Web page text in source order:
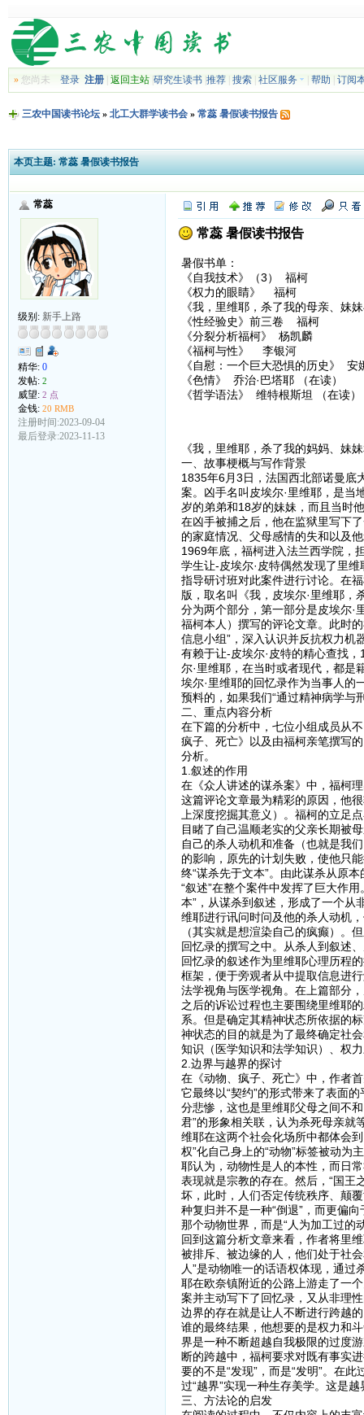
»您尚未 登录 注册| 返回主站| 研究生读书| 推荐| 搜索| 社区服务 帮助 订阅
三农中国读书论坛» 北工大群学读书会» 常蕊 暑假读书报告
本页主题: 常蕊 暑假读书报告
常蕊
级别: 新手上路
精华: 0
发帖: 2
威望: 2 点
金钱: 20 RMB
注册时间:2023-09-04
最后登录:2023-11-13
常蕊 暑假读书报告
暑假书单：
《自我技术》（3） 福柯
《权力的眼睛》 福柯
《我，里维耶，杀了我的母亲、妹
《性经验史》前三卷 福柯
《分裂分析福柯》 杨凯麟
《福柯与性》 李银河
《自慰：一个巨大恐惧的历史》 安
《色情》 乔治·巴塔耶 （在读）
《哲学语法》 维特根斯坦 （在读）
《我，里维耶，杀了我的妈妈、妹
一、故事梗概与写作背景
1835年6月3日，法国西北部诺曼底
案。凶手名叫皮埃尔·里维耶，是当
岁的弟弟和18岁的妹妹，而且当时
在凶手被捕之后，他在监狱里写下
的家庭情况、父母感情的失和以及
1969年底，福柯进入法兰西学院，
学生让-皮埃尔·皮特偶然发现了里
指导研讨班对此案件进行讨论。在
版，取名叫《我，皮埃尔·里维耶
分为两个部分，第一部分是皮埃尔·
福柯本人）撰写的评论文章。此时
信息小组”，深入认识并反抗权力机
有赖于让-皮埃尔·皮特的精心查找
尔·里维耶，在当时或者现代，都是
埃尔·里维耶的回忆录作为当事人的
预料的，如果我们“通过精神病学与
二、重点内容分析
在下篇的分析中，七位小组成员从
疯子、死亡》以及由福柯亲笔撰写
分析。
1.叙述的作用
在《众人讲述的谋杀案》中，福柯
这篇评论文章最为精彩的原因，他
上深度挖掘其意义）。福柯的立足
目睹了自己温顺老实的父亲长期被
自己的杀人动机和准备（也就是我
的影响，原先的计划失败，使他只
终“谋杀先于文本”。由此谋杀从原
“叙述”在整个案件中发挥了巨大作
本”，从谋杀到叙述，形成了一个从
维耶进行讯问时问及他的杀人动机
（其实就是想渲染自己的疯癫）。
回忆录的撰写之中。从杀人到叙述
回忆录的叙述作为里维耶心理历程
框架，便于旁观者从中提取信息进
法学视角与医学视角。在上篇部分
之后的诉讼过程也主要围绕里维耶
系。但是确定其精神状态所依据的
神状态的目的就是为了最终确定社
知识（医学知识和法学知识）、权
2.边界与越界的探讨
在《动物、疯子、死亡》中，作者
它最终以“契约”的形式带来了表面
分悲惨，这也是里维耶父母之间不
君”的形象相关联，认为杀死母亲就
维耶在这两个社会化场所中都体会
权”化自己身上的“动物”标签被动为
耶认为，动物性是人的本性，而日
表现就是宗教的存在。然后，“国王
坏，此时，人们否定传统秩序、颠
种复归并不是一种“倒退”，而更偏
那个动物世界，而是“人为加工过的
回到这篇分析文章来看，作者将里
被排斥、被边缘的人，他们处于社
人”是动物唯一的话语权体现，通
耶在欧奈镇附近的公路上游走了一
案并主动写下了回忆录，又从非理
边界的存在就是让人不断进行跨越
谁的最终结果，他想要的是权力和
界是一种不断超越自我极限的过度
断的跨越中，福柯要求对既有事实
要的不是“发现”，而是“发明”。在
过“越界”实现一种生存美学。这是
三、方法论的启发